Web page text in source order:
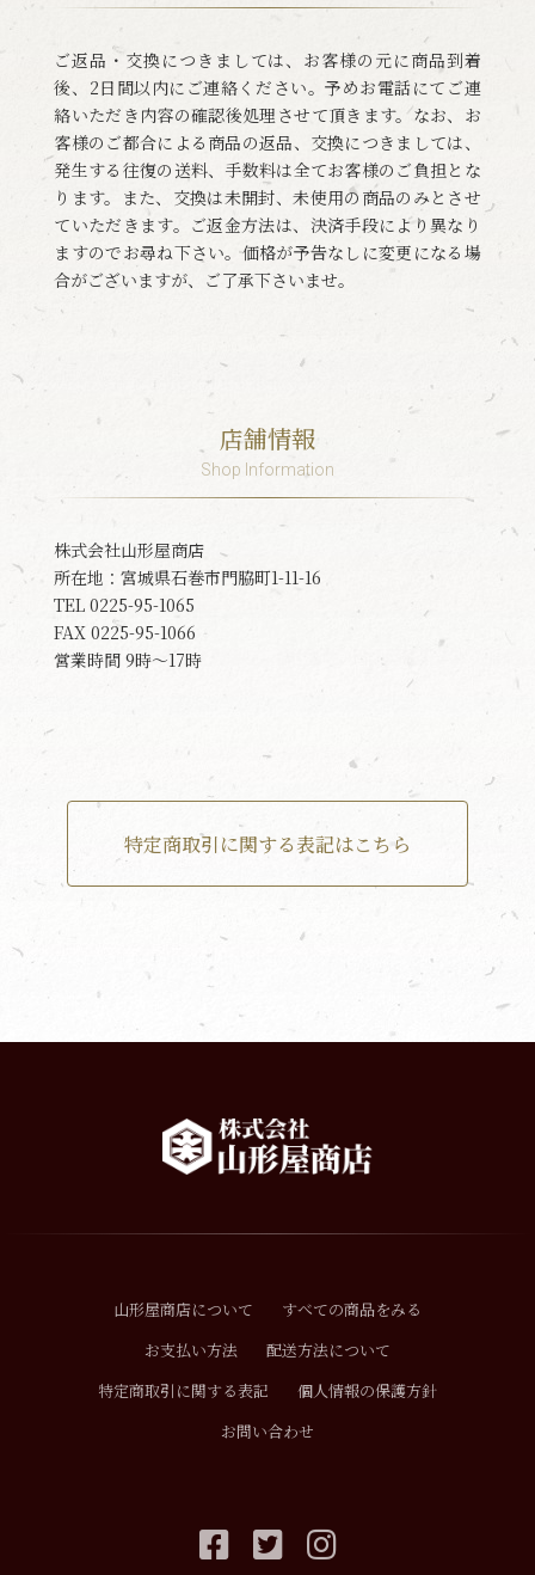
ご返品・交換につきましては、お客様の元に商品到着
後、2日間以内にご連絡ください。予めお電話にてご連
絡いただき内容の確認後処理させて頂きます。なお、お
客様のご都合による商品の返品、交換につきましては、
発生する往復の送料、手数料は全てお客様のご負担とな
ります。また、交換は未開封、未使用の商品のみとさせ
ていただきます。ご返金方法は、決済手段により異なり
ますのでお尋ね下さい。価格が予告なしに変更になる場
合がございますが、ご了承下さいませ。
店舗情報
Shop Information
株式会社山形屋商店
所在地：宮城県石巻市門脇町1-11-16
TEL 0225-95-1065
FAX 0225-95-1066
営業時間 9時～17時
特定商取引に関する表記はこちら
山形屋商店について
すべての商品をみる
お支払い方法
配送方法について
特定商取引に関する表記
個人情報の保護方針
お問い合わせ